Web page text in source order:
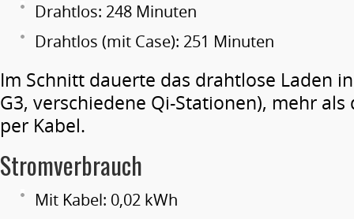
Drahtlos: 248 Minuten
Drahtlos (mit Case): 251 Minuten
Im Schnitt dauerte das drahtlose Laden
G3, verschiedene Qi-Stationen), mehr
per Kabel.
Stromverbrauch
Mit Kabel: 0,02 kWh